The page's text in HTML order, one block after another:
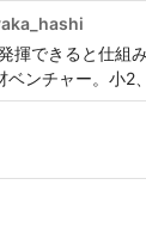
揮できると仕
ンチャー。小2